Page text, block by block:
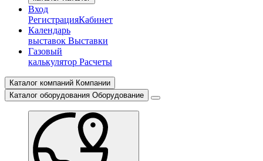
Вход
РегистрацияКабинет
Календарь
выставок Выставки
Газовый
калькулятор Расчеты
Каталог компаний Компании
Каталог оборудования Оборудование